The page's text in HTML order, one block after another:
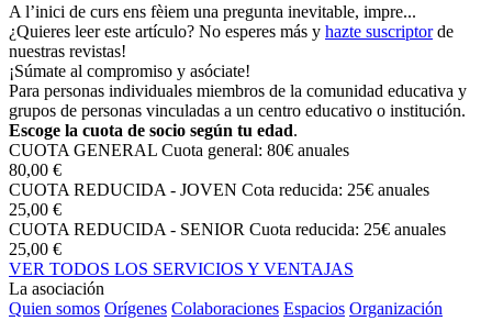
A l’inici de curs ens fèiem una pregunta inevitable, impre...
¿Quieres leer este artículo? No esperes más y hazte suscriptor de
nuestras revistas!
¡Súmate al compromiso y asóciate!
Para personas individuales miembros de la comunidad educativa y
grupos de personas vinculadas a un centro educativo o institución.
Escoge la cuota de socio según tu edad.
CUOTA GENERAL Cuota general: 80€ anuales
80,00 €
CUOTA REDUCIDA - JOVEN Cota reducida: 25€ anuales
25,00 €
CUOTA REDUCIDA - SENIOR Cuota reducida: 25€ anuales
25,00 €
VER TODOS LOS SERVICIOS Y VENTAJAS
La asociación
Quien somos Orígenes Colaboraciones Espacios Organización